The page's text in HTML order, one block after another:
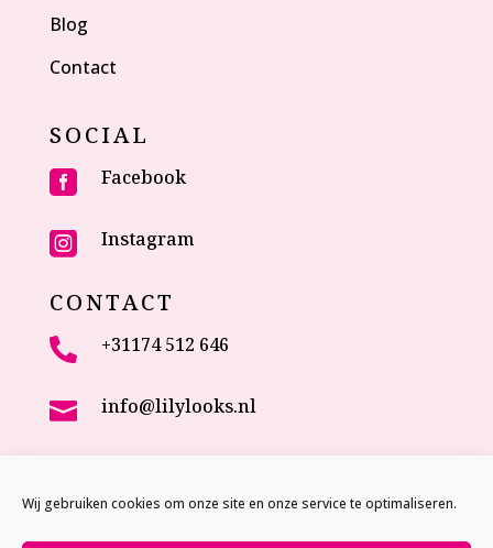
Wij gebruiken cookies om onze site en onze service te optimaliseren.
Blog
Contact
SOCIAL
 Facebook
 Instagram
CONTACT
 +31174 512 646
 info@lilylooks.nl
2635 NC Den Hoorn (ZH)